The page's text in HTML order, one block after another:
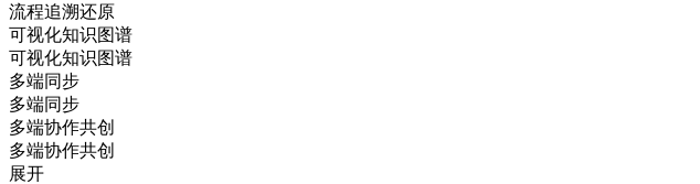
流程追溯还原
可视化知识图谱
可视化知识图谱
多端同步
多端同步
多端协作共创
多端协作共创
展开